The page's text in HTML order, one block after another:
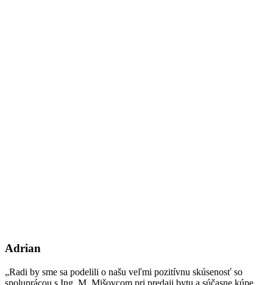
Adrian
„Radi by sme sa podelili o našu veľmi pozitívnu skúsenosť so